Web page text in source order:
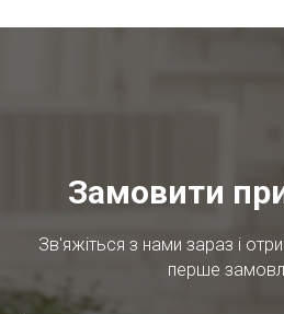
Замовити
Зв'яжіться з нами зараз і
перше